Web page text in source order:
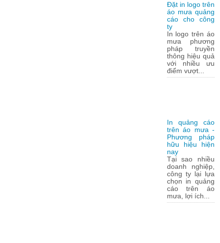
Đặt in logo trên
áo mưa quảng
cáo cho công
ty
In logo trên áo
mưa phương
pháp truyền
thông hiệu quả
với nhiều ưu
điểm vượt...
In quảng cáo
trên áo mưa -
Phương pháp
hữu hiệu hiện
nay
Tại sao nhiều
doanh nghiệp,
công ty lại lựa
chọn in quảng
cáo trên áo
mưa, lợi ích...